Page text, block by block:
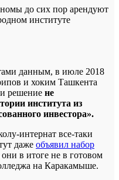
до сих пор арендуют
институте
данным, в июле 2018
и хоким Ташкента
решение не
института из
инвестора».
интернат все-таки
даже объявил набор
в итоге не в готовом
на Каракамыше.